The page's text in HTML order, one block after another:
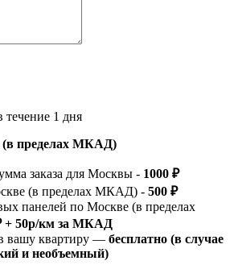
течение 1 дня
(в пределах МКАД)
заказа для Москвы - 1000 ₽
(в пределах МКАД) - 500 ₽
панелей по Москве (в пределах
+ 50р/км за МКАД
вашу квартиру — бесплатно (в случае
и необъемный)